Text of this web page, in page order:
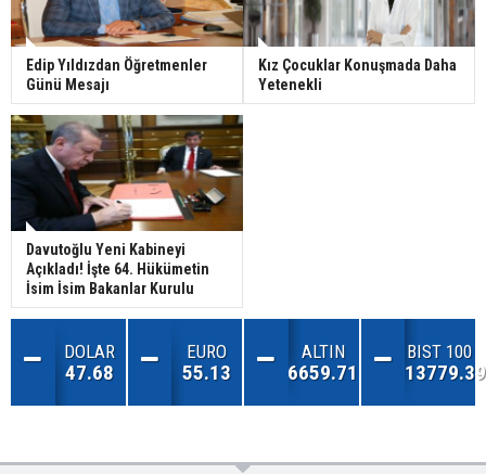
Edip Yıldızdan Öğretmenler
Günü Mesajı
Kız Çocuklar Konuşmada Daha
Yetenekli
Davutoğlu Yeni Kabineyi
Açıkladı! İşte 64. Hükümetin
İsim İsim Bakanlar Kurulu
DOLAR
47.68
EURO
55.13
ALTIN
6659.71
BIST 100
13779.39